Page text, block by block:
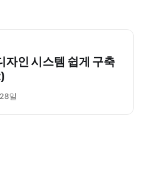
자인 시스템 쉽게 구축
일